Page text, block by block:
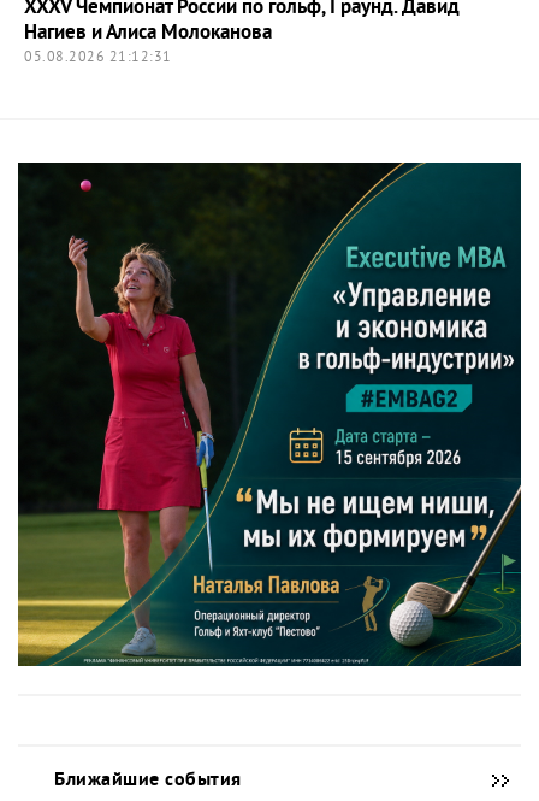
XXXV Чемпионат России по гольф, I раунд. Давид
Нагиев и Алиса Молоканова
05.08.2026 21:12:31
Ближайшие события